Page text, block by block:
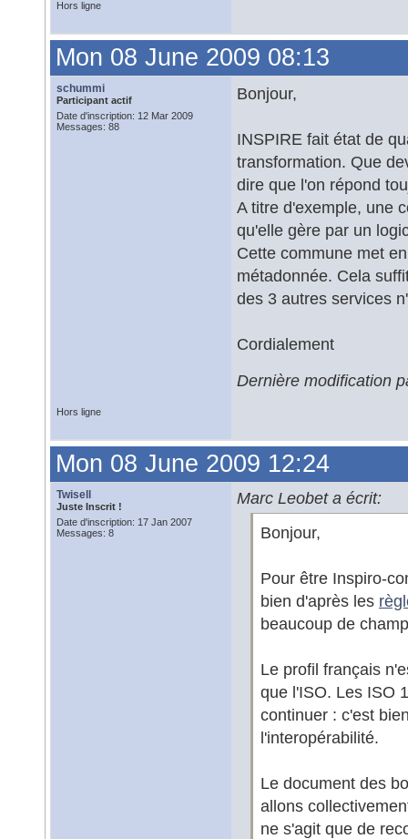
Hors ligne
Mon 08 June 2009 08:13
schummi
Participant actif
Date d'inscription: 12 Mar 2009
Messages: 88
Bonjour,
INSPIRE fait état de
transformation. Que
dire que l'on répond
A titre d'exemple, une
qu'elle gère par un
Cette commune met
métadonnée. Cela
des 3 autres services
Cordialement
Dernière modification
Hors ligne
Mon 08 June 2009 12:24
Twisell
Juste Inscrit !
Date d'inscription: 17 Jan 2007
Messages: 8
Marc Leobet a écrit:
Bonjour,
Pour être Inspiro-
bien d'après les
beaucoup de
Le profil français
que l'ISO. Les ISO
continuer : c'est
l'interopérabilité.
Le document des
allons
ne s'agit que de